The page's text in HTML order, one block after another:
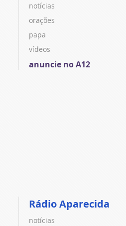
notícias
orações
papa
vídeos
anuncie no A12
Rádio Aparecida
notícias